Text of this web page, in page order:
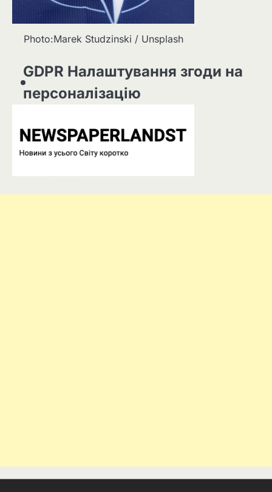
Photo:Marek Studzinski / Unsplash
GDPR Налаштування згоди на
персоналізацію